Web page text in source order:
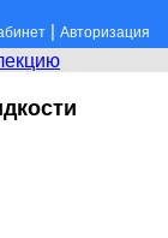
| Авторизация